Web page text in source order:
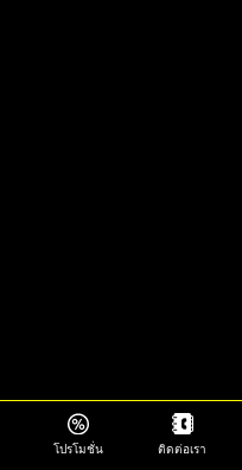
โปรโมชั่น ติดต่อเรา